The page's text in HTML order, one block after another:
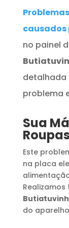
causados
no painel
detalhada
problema
Sua
Roupas
Este
na placa
do